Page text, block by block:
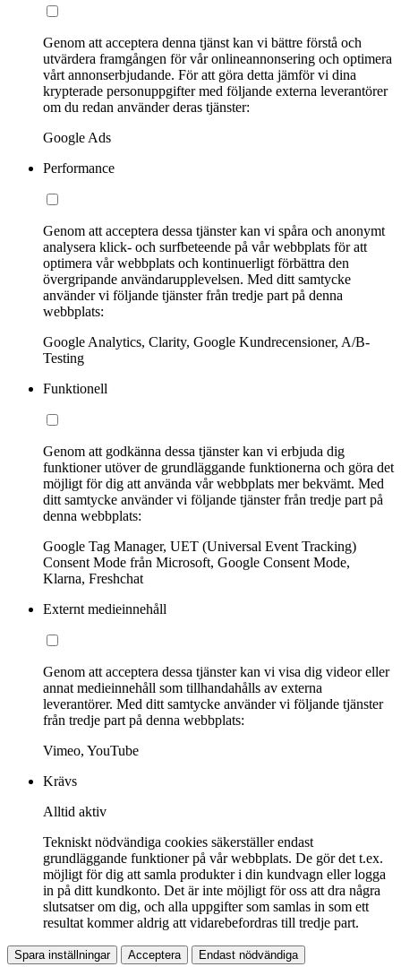
Genom att acceptera denna tjänst kan vi bättre förstå och
utvärdera framgången för vår onlineannonsering och optimera
vårt annonserbjudande. För att göra detta jämför vi dina
krypterade personuppgifter med följande externa leverantörer
om du redan använder deras tjänster:
Google Ads
Performance
Genom att acceptera dessa tjänster kan vi spåra och anonymt
analysera klick- och surfbeteende på vår webbplats för att
optimera vår webbplats och kontinuerligt förbättra den
övergripande användarupplevelsen. Med ditt samtycke
använder vi följande tjänster från tredje part på denna
webbplats:
Google Analytics, Clarity, Google Kundrecensioner, A/B-
Testing
Funktionell
Genom att godkänna dessa tjänster kan vi erbjuda dig
funktioner utöver de grundläggande funktionerna och göra det
möjligt för dig att använda vår webbplats mer bekvämt. Med
ditt samtycke använder vi följande tjänster från tredje part på
denna webbplats:
Google Tag Manager, UET (Universal Event Tracking)
Consent Mode från Microsoft, Google Consent Mode,
Klarna, Freshchat
Externt medieinnehåll
Genom att acceptera dessa tjänster kan vi visa dig videor eller
annat medieinnehåll som tillhandahålls av externa
leverantörer. Med ditt samtycke använder vi följande tjänster
från tredje part på denna webbplats:
Vimeo, YouTube
Krävs
Alltid aktiv
Tekniskt nödvändiga cookies säkerställer endast
grundläggande funktioner på vår webbplats. De gör det t.ex.
möjligt för dig att samla produkter i din kundvagn eller logga
in på ditt kundkonto. Det är inte möjligt för oss att dra några
slutsatser om dig, och alla uppgifter som samlas in som ett
resultat kommer aldrig att vidarebefordras till tredje part.
Spara inställningar Acceptera Endast nödvändiga